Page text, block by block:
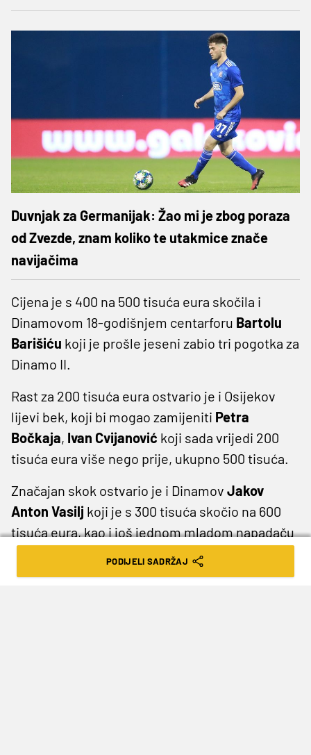
Duvnjak za Germanijak: Žao mi je zbog poraza
od Zvezde, znam koliko te utakmice znače
navijačima
Cijena je s 400 na 500 tisuća eura skočila i
Dinamovom 18-godišnjem centarforu Bartolu
Barišiću koji je prošle jeseni zabio tri pogotka za
Dinamo II.
Rast za 200 tisuća eura ostvario je i Osijekov
lijevi bek, koji bi mogao zamijeniti Petra
Bočkaja, Ivan Cvijanović koji sada vrijedi 200
tisuća eura više nego prije, ukupno 500 tisuća.
Značajan skok ostvario je i Dinamov Jakov
Anton Vasilj koji je s 300 tisuća skočio na 600
tisuća eura, kao i još jednom mladom napadaču
(vrijedi 400 u odnosu na
prethodnih 300 tisuća).
PODIJELI SADRŽAJ